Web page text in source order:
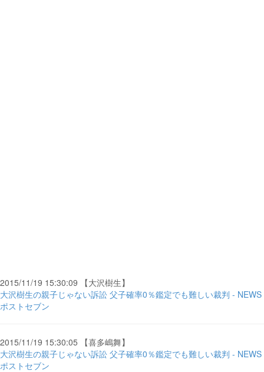
2015/11/19 15:30:09 【大沢樹生】
大沢樹生の親子じゃない訴訟 父子確率0％鑑定でも難しい裁判 - NEWS
ポストセブン
2015/11/19 15:30:05 【喜多嶋舞】
大沢樹生の親子じゃない訴訟 父子確率0％鑑定でも難しい裁判 - NEWS
ポストセブン